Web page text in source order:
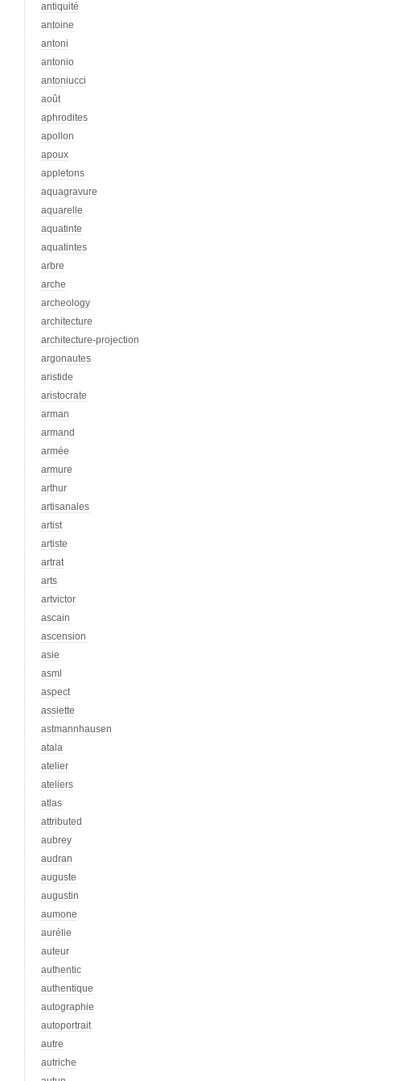
antiquité
antoine
antoni
antonio
antoniucci
août
aphrodites
apollon
apoux
appletons
aquagravure
aquarelle
aquatinte
aquatintes
arbre
arche
archeology
architecture
architecture-projection
argonautes
aristide
aristocrate
arman
armand
armée
armure
arthur
artisanales
artist
artiste
artrat
arts
artvictor
ascain
ascension
asie
asml
aspect
assiette
astmannhausen
atala
atelier
ateliers
atlas
attributed
aubrey
audran
auguste
augustin
aumone
aurélie
auteur
authentic
authentique
autographie
autoportrait
autre
autriche